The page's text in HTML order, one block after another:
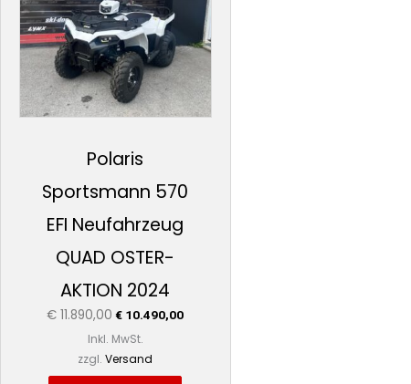
Polaris
Sportsmann 570
EFI Neufahrzeug
QUAD OSTER-
AKTION 2024
€ 11.890,00 € 10.490,00
Inkl. MwSt.
zzgl.Versand